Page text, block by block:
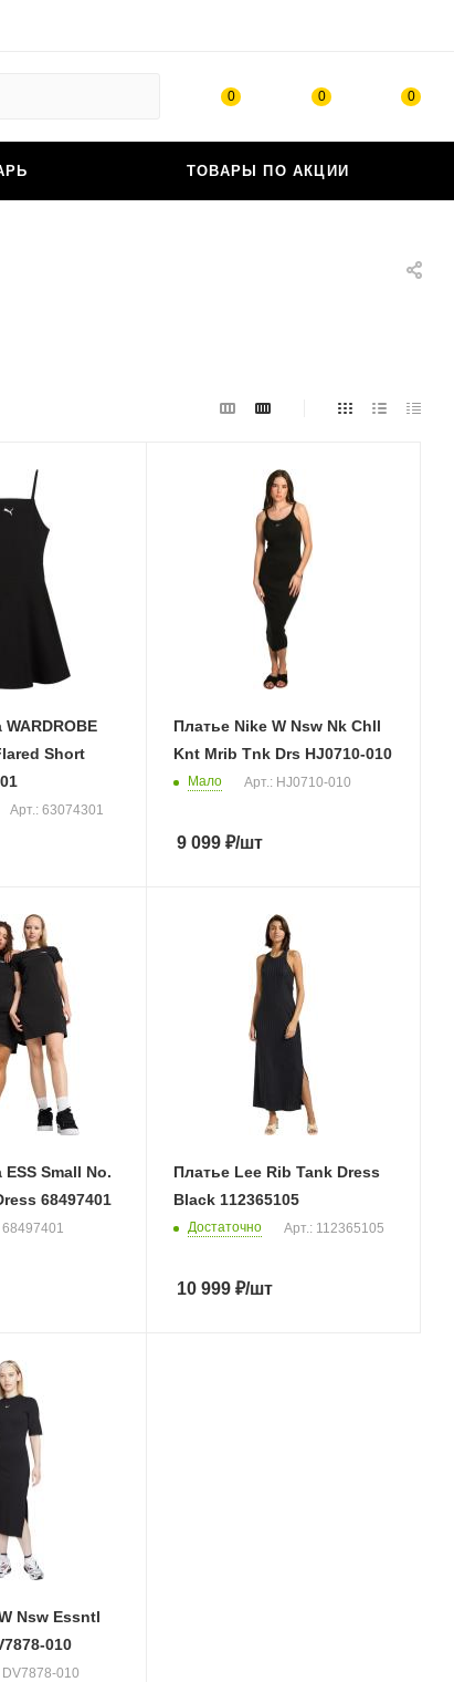
0 0 0
ТОВАРЫ ПО АКЦИИ
Short
Арт.: 63074301
Платье Nike W Nsw Nk Chll
Knt Mrib Tnk Drs HJ0710-010
Мало Арт.: HJ0710-010
9 099₽/шт
Small No.
68497401
Платье Lee Rib Tank Dress
Black 112365105
Достаточно Арт.: 112365105
10 999₽/шт
Nsw Essntl
010
DV7878-010